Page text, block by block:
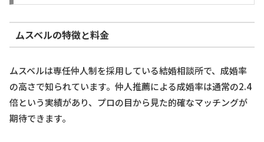
ムスベルの特徴と料金
ムスベルは専任仲人制を採用している結婚相談所で、成婚率
の高さで知られています。仲人推薦による成婚率は通常の2.4
倍という実績があり、プロの目から見た的確なマッチングが
期待できます。